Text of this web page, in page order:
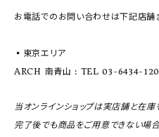
お電話でのお問い合わせは下記店舗
▪️東京エリア
ARCH 南青山 : TEL 03-6434-
当オンラインショップは実店舗と在庫
完了後でも商品をご用意できない場